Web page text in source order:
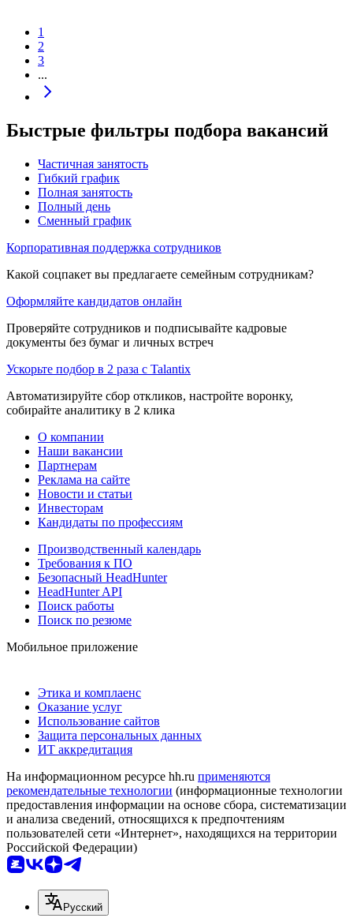
1
2
3
...
Быстрые фильтры подбора вакансий
Частичная занятость
Гибкий график
Полная занятость
Полный день
Сменный график
Корпоративная поддержка сотрудников
Какой соцпакет вы предлагаете семейным сотрудникам?
Оформляйте кандидатов онлайн
Проверяйте сотрудников и подписывайте кадровые
документы без бумаг и личных встреч
Ускорьте подбор в 2 раза с Talantix
Автоматизируйте сбор откликов, настройте воронку,
собирайте аналитику в 2 клика
О компании
Наши вакансии
Партнерам
Реклама на сайте
Новости и статьи
Инвесторам
Кандидаты по профессиям
Производственный календарь
Требования к ПО
Безопасный HeadHunter
HeadHunter API
Поиск работы
Поиск по резюме
Мобильное приложение
Этика и комплаенс
Оказание услуг
Использование сайтов
Защита персональных данных
ИТ аккредитация
На информационном ресурсе hh.ru применяются
рекомендательные технологии (информационные технологии
предоставления информации на основе сбора, систематизации
и анализа сведений, относящихся к предпочтениям
пользователей сети «Интернет», находящихся на территории
Российской Федерации)
Русский